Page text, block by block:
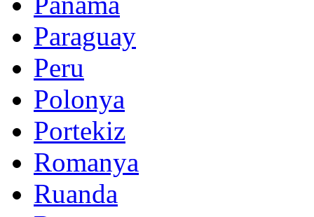
Paraguay
Peru
Polonya
Portekiz
Romanya
Ruanda